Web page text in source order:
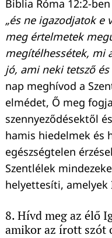
Biblia Róma 12:2-
„és ne igazodjatok e
meg értelmetek
megítélhessétek, mi
jó, ami neki tetsző és
nap meghívod a
elmédet, Ő meg
szennyeződésektől
hamis hiedelmek és
egészségtelen
Szentlélek
helyettesíti,
8. Hívd meg az élő
amikor az írott szót